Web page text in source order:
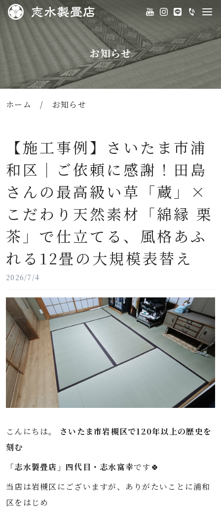
お知らせ
ホーム / お知らせ
【施工事例】さいたま市浦
和区｜ご依頼に感謝！田島
さんの最高級い草「蔵」×
こだわり天然素材「綿縁 栗
茶」で仕立てる、風格あふ
れる12畳の大規模表替え
2026/7/4
こんにちは。 さいたま市岩槻区で120年以上の歴史を
刻む
「志水製畳店」四代目・志水富幸です🍀
当店は岩槻区にございますが、ありがたいことに浦和
区をはじめ